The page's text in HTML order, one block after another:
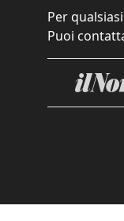
Per
Puoi